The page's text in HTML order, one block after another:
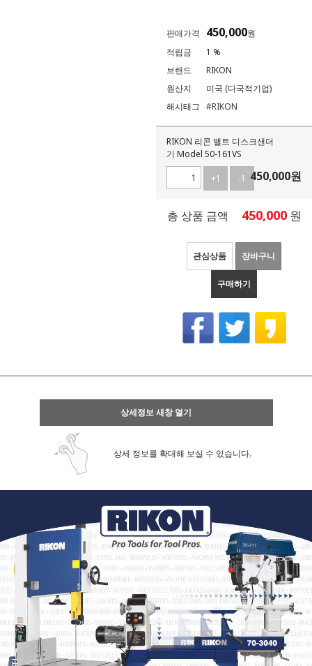
판매가격 450,000원
적립금
1 %
브랜드
RIKON
원산지
미국 (다국적기업)
해시태그 #RIKON
RIKON 리콘 밸트 디스크샌더
기 Model 50-161VS
+1 -1 450,000원
총 상품 금액 450,000 원
관심상품 장바구니
구매하기
상세정보 새창 열기
상세 정보를 확대해 보실 수 있습니다.